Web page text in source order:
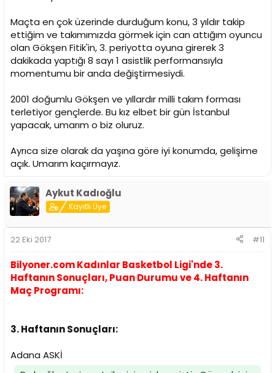
Maçta en çok üzerinde durduğum konu, 3 yıldır takip
ettiğim ve takımımızda görmek için can attığım oyuncu
olan Gökşen Fitik'in, 3. periyotta oyuna girerek 3
dakikada yaptığı 8 sayı 1 asistlik performansıyla
momentumu bir anda değiştirmesiydi.
2001 doğumlu Gökşen ve yıllardır milli takım forması
terletiyor gençlerde. Bu kız elbet bir gün İstanbul
yapacak, umarım o biz oluruz.
Ayrıca size olarak da yaşına göre iyi konumda, gelişime
açık. Umarım kaçırmayız.
Aykut Kadıoğlu
Kayıtlı Üye
22 Eki 2017 #11
Bilyoner.com Kadınlar Basketbol Ligi'nde 3.
Haftanın Sonuçları, Puan Durumu ve 4. Haftanın
Maç Programı:
3. Haftanın Sonuçları:
Adana ASKİ